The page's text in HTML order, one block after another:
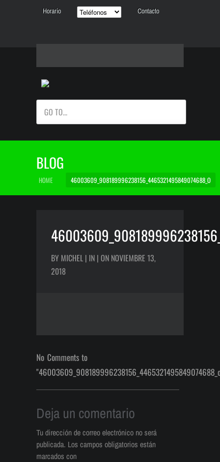
Horario Contacto
GO TO...
BLOG
HOME 46003609_908189996238156_4465321495849074688_O
BY MICHEL | IN | ON NOVIEMBRE 13,
2018
No Comments to
Deja un comentario
Tu dirección de correo electrónico no será
publicada. Los campos obligatorios están
marcados con